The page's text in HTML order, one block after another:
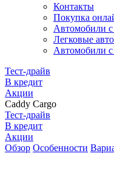
Контакты
Покупка
Автомобили
Легковые
Автомобили
Тест-драйв
В кредит
Акции
Caddy Cargo
Тест-драйв
В кредит
Акции
Обзор Особенности